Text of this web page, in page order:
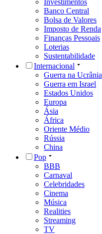
Investimentos
Banco Central
Bolsa de Valores
Imposto de Renda
Finanças Pessoais
Loterias
Sustentabilidade
Internacional
Guerra na Ucrânia
Guerra em Israel
Estados Unidos
Europa
Ásia
África
Oriente Médio
Rússia
China
Pop
BBB
Carnaval
Celebridades
Cinema
Música
Realities
Streaming
TV